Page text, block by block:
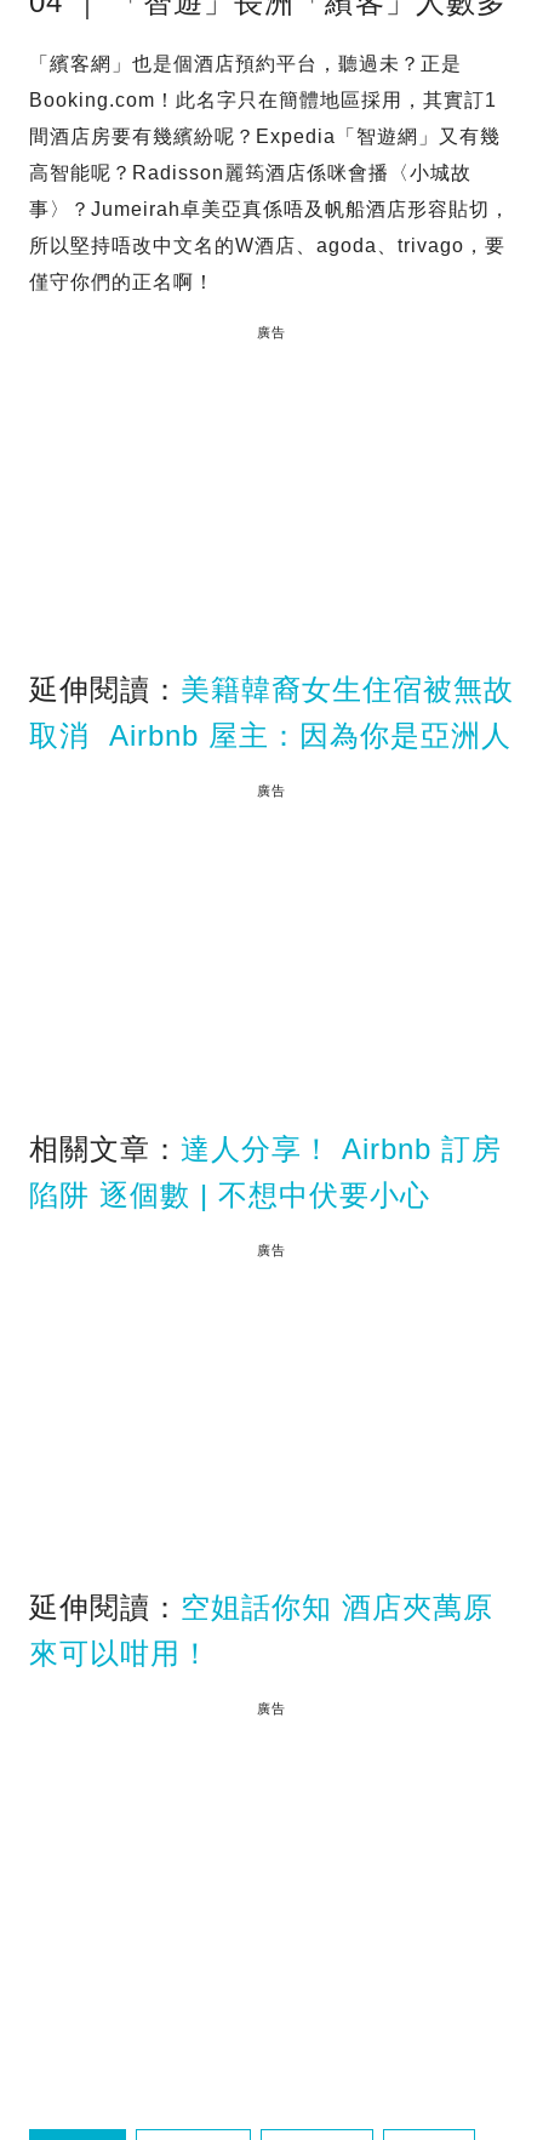
「繽客網」也是個酒店預約平台，聽過未？正是
Booking.com！此名字只在簡體地區採用，其實訂1
間酒店房要有幾繽紛呢？Expedia「智遊網」又有幾
高智能呢？Radisson麗筠酒店係咪會播〈小城故
事〉？Jumeirah卓美亞真係唔及帆船酒店形容貼切，
所以堅持唔改中文名的W酒店、agoda、trivago，要
僅守你們的正名啊！
廣告
延伸閱讀： 美籍韓裔女生住宿被無故
取消 Airbnb 屋主：因為你是亞洲人
廣告
相關文章： 達人分享！ Airbnb 訂房
陷阱 逐個數 | 不想中伏要小心
廣告
延伸閱讀： 空姐話你知 酒店夾萬原
來可以咁用！
廣告